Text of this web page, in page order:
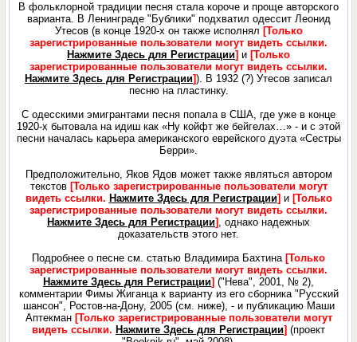
В фольклорной традиции песня стала короче и проще авторского
варианта. В Ленинграде "Бублики" подхватил одессит Леонид
Утесов (в конце 1920-х он также исполнял [Только
зарегистрированные пользователи могут видеть ссылки.
Нажмите Здесь для Регистрации] и [Только
зарегистрированные пользователи могут видеть ссылки.
Нажмите Здесь для Регистрации]). В 1932 (?) Утесов записал
песню на пластинку.
C одесскими эмигрантами песня попала в США, где уже в конце
1920-х бытовала на идиш как «Ну койфт же бейгелах…» - и с этой
песни началась карьера американского еврейского дуэта «Сестры
Берри».
Предположительно, Яков Ядов может также являться автором
текстов [Только зарегистрированные пользователи могут
видеть ссылки. Нажмите Здесь для Регистрации] и [Только
зарегистрированные пользователи могут видеть ссылки.
Нажмите Здесь для Регистрации] , однако надежных
доказательств этого нет.
Подробнее о песне см. статью Владимира Бахтина [Только
зарегистрированные пользователи могут видеть ссылки.
Нажмите Здесь для Регистрации] ("Нева", 2001, № 2),
комментарии Фимы Жиганца к варианту из его сборника "Русский
шансон", Ростов-на-Дону, 2005 (см. ниже), - и публикацию Маши
Аптекман [Только зарегистрированные пользователи могут
видеть ссылки. Нажмите Здесь для Регистрации] (проект